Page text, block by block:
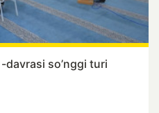
so’nggi turi